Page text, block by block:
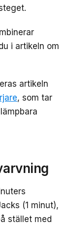
i artikeln om
artikeln
, som tar
(1 minut),
stället med